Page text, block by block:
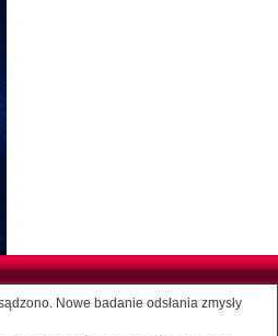
Nowe badanie odsłania zmysły